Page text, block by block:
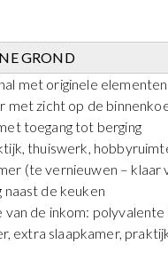
GROND
met originele elementen
zicht op de
toegang tot berging
thuiswerk,
(te vernieuwen –
de keuken
de inkom:
extra slaapkamer,